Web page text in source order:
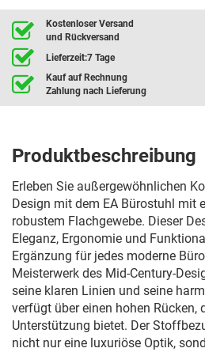
Kostenloser Versand
und Rückversand
Lieferzeit:7 Tage
Kauf auf Rechnung
Zahlung nach Lieferung
Produktbeschreibung
Erleben Sie außergewöhnlichen
Design mit dem EA Bürostuhl mit
robustem Flachgewebe. Dieser
Eleganz, Ergonomie und
Ergänzung für jedes moderne
Meisterwerk des Mid-Century-
seine klaren Linien und seine
verfügt über einen hohen Rücken,
Unterstützung bietet. Der
nicht nur eine luxuriöse Optik,